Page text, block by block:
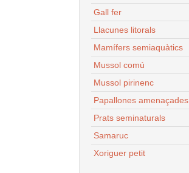
Gall fer
Llacunes litorals
Mamífers semiaquàtics
Mussol comú
Mussol pirinenc
Papallones amenaçades
Prats seminaturals
Samaruc
Xoriguer petit